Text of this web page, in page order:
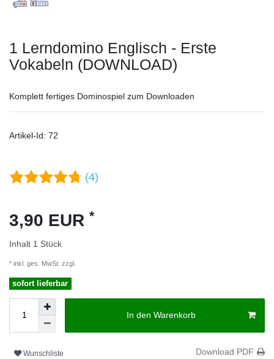
1 Lerndomino Englisch - Erste
Vokabeln (DOWNLOAD)
Komplett fertiges Dominospiel zum Downloaden
Artikel-Id: 72
(4)
3,90 EUR *
Inhalt 1 Stück
* inkl. ges. MwSt. zzgl.
sofort lieferbar
In den Warenkorb
Wunschliste Download PDF